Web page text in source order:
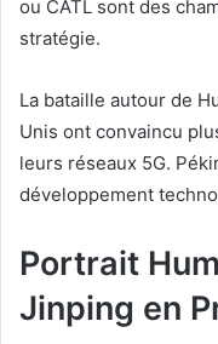
ou CATL sont des
stratégie.
La bataille autour de
Unis ont convaincu
leurs réseaux 5G.
développement
Portrait
Jinping en